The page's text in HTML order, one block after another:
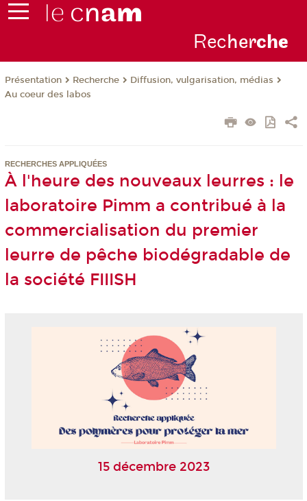
Recherche
Présentation Recherche
Diffusion, vulgarisation, médias
Au coeur des labos
RECHERCHES APPLIQUÉES
À l'heure des nouveaux leurres : le
laboratoire Pimm a contribué à la
commercialisation du premier
leurre de pêche biodégradable de
la société FIIISH
15 décembre 2023